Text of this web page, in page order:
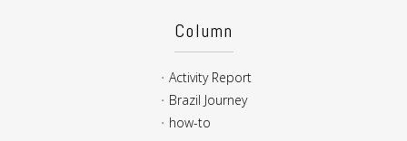
Column
Activity Report
Brazil Journey
how-to